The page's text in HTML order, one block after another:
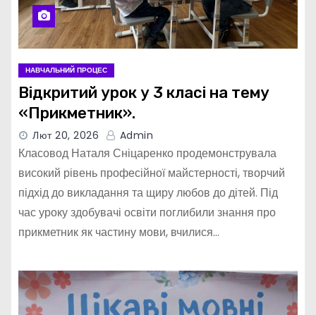
НАВЧАЛЬНИЙ ПРОЦЕС
Відкритий урок у 3 класі на тему
«Прикметник».
Лют 20, 2026 Admin
Класовод Наталя Сніцаренко продемонструвала
високий рівень професійної майстерності, творчий
підхід до викладання та щиру любов до дітей. Під
час уроку здобувачі освіти поглибили знання про
прикметник як частину мови, вчилися…